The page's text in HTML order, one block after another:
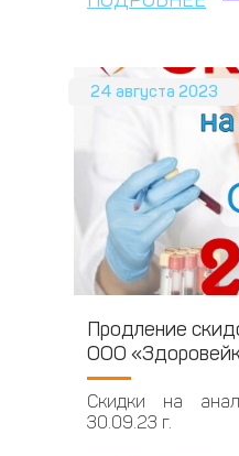
24 августа 2023
Продление
ООО
Скидки на
30.09.23 г.